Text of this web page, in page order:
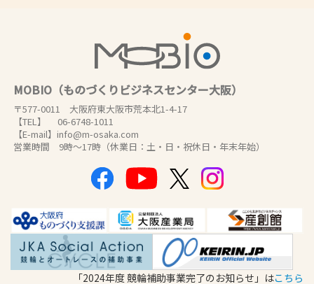
MOBIO（ものづくりビジネスセンター大阪）
〒577-0011 大阪府東大阪市荒本北1-4-17
【TEL】 06-6748-1011
【E-mail】info@m-osaka.com
営業時間 9時～17時（休業日：土・日・祝休日・年末年始）
「2024年度 競輪補助事業完了のお知らせ」はこちら